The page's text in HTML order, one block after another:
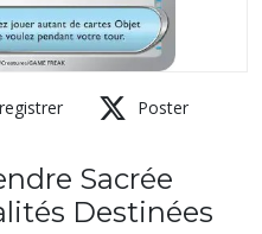
Poster
Sacrée
Destinées